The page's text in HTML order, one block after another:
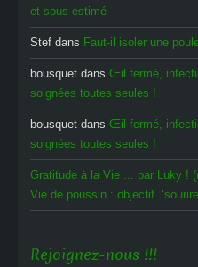
et sous-estimé
Stef dans Faut-il isoler une
bousquet dans Œil fermé,
soignées toutes seules !
bousquet dans Œil fermé,
soignées toutes seules !
Gratitude à la Vie ... par Luky !
Vie de poussin : objectif
Rejoignez-nous !!!